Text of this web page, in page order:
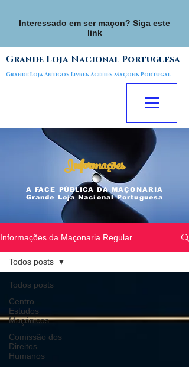
Interessado em ser maçon? Siga este
link
Grande Loja Nacional Portuguesa
Grande Loja Antigos Livres Aceites Maçons Portugal
Informações
A FACE PÚBLICA DA MAÇONARIA
Grande Loja Nacional Portuguesa
Informações da Maçonaria Regular
Todos posts
Centro
Estudos
Maçónicos
Comissão dos
Direitos
Humanos
Todos posts